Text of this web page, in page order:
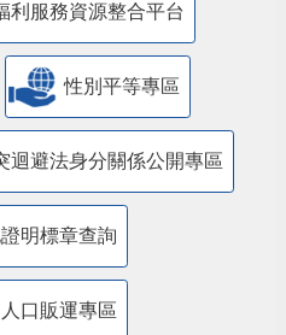
利服務資源整合平台
性別平等專區
迴避法身分關係公開專區
明標章查詢
口販運專區